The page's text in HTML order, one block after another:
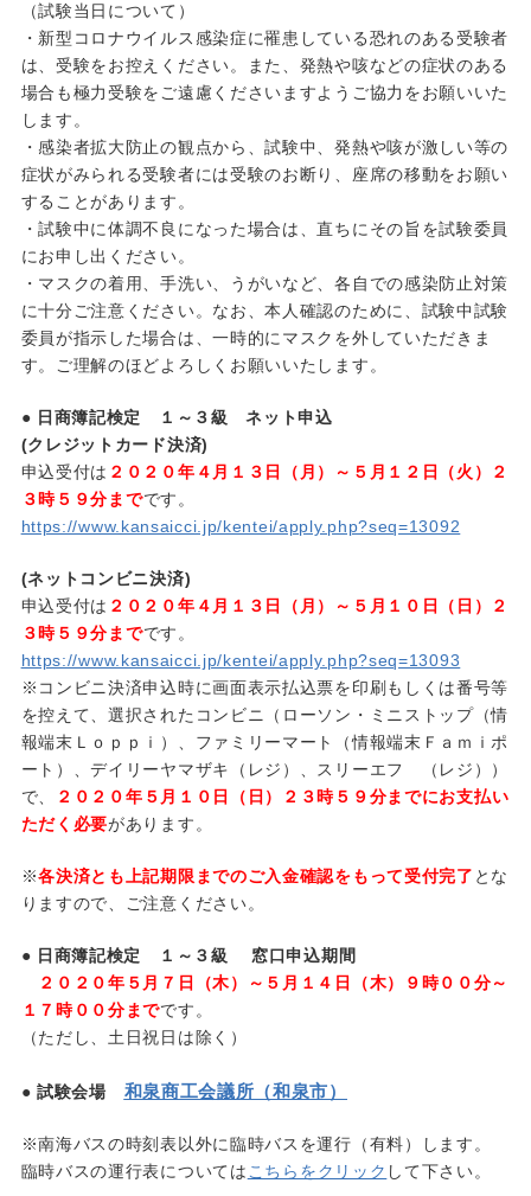
（試験当日について）
・新型コロナウイルス感染症に罹患している恐れのある受験者
は、受験をお控えください。また、発熱や咳などの症状のある
場合も極力受験をご遠慮くださいますようご協力をお願いいた
します。
・感染者拡大防止の観点から、試験中、発熱や咳が激しい等の
症状がみられる受験者には受験のお断り、座席の移動をお願い
することがあります。
・試験中に体調不良になった場合は、直ちにその旨を試験委員
にお申し出ください。
・マスクの着用、手洗い、うがいなど、各自での感染防止対策
に十分ご注意ください。なお、本人確認のために、試験中試験
委員が指示した場合は、一時的にマスクを外していただきま
す。ご理解のほどよろしくお願いいたします。
● 日商簿記検定 １～３級 ネット申込
(クレジットカード決済)
申込受付は ２０２０年４月１３日（月）～５月１２日（火）２
３時５９分までです。
https://www.kansaicci.jp/kentei/apply.php?seq=13092
(ネットコンビニ決済)
申込受付は ２０２０年４月１３日（月）～５月１０日（日）２
３時５９分までです。
https://www.kansaicci.jp/kentei/apply.php?seq=13093
※コンビニ決済申込時に画面表示払込票を印刷もしくは番号等
を控えて、選択されたコンビニ（ローソン・ミニストップ（情
報端末Ｌｏｐｐｉ）、ファミリーマート（情報端末Ｆａｍｉポ
ート）、デイリーヤマザキ（レジ）、スリーエフ （レジ））
で、
２０２０年５月１０日（日）２３時５９分までにお支払い
ただく必要があります。
※各決済とも上記期限までのご入金確認をもって受付完了 とな
りますので、ご注意ください。
● 日商簿記検定 １～３級 窓口申込期間
２０２０年５月７日（木）～５月１４日（木）９時００分～
１７時００分までです。
（ただし、土日祝日は除く）
● 試験会場 和泉商工会議所（和泉市）
※南海バスの時刻表以外に臨時バスを運行（有料）します。
臨時バスの運行表については こちらをクリック して下さい。